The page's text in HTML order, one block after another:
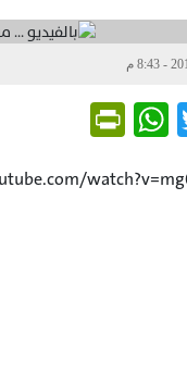
Twitter
WhatsApp